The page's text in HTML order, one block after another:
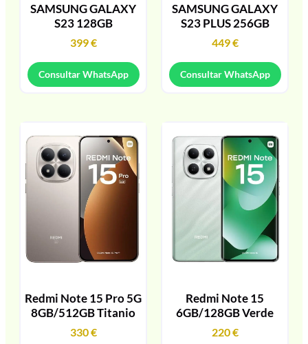
SAMSUNG GALAXY
S23 128GB
399€
Consultar WhatsApp
SAMSUNG GALAXY
S23 PLUS 256GB
449€
Consultar WhatsApp
Redmi Note 15 Pro 5G
8GB/512GB Titanio
330€
Redmi Note 15
6GB/128GB Verde
220€